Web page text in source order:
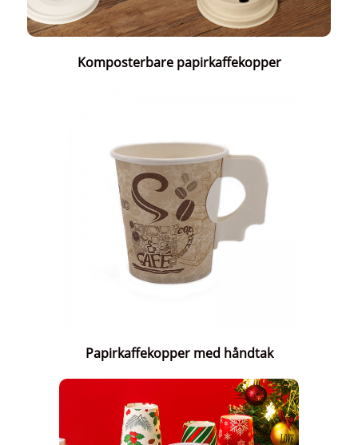
Komposterbare papirkaffekopper
Papirkaffekopper med håndtak